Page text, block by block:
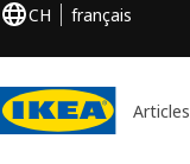
CH français
Articles